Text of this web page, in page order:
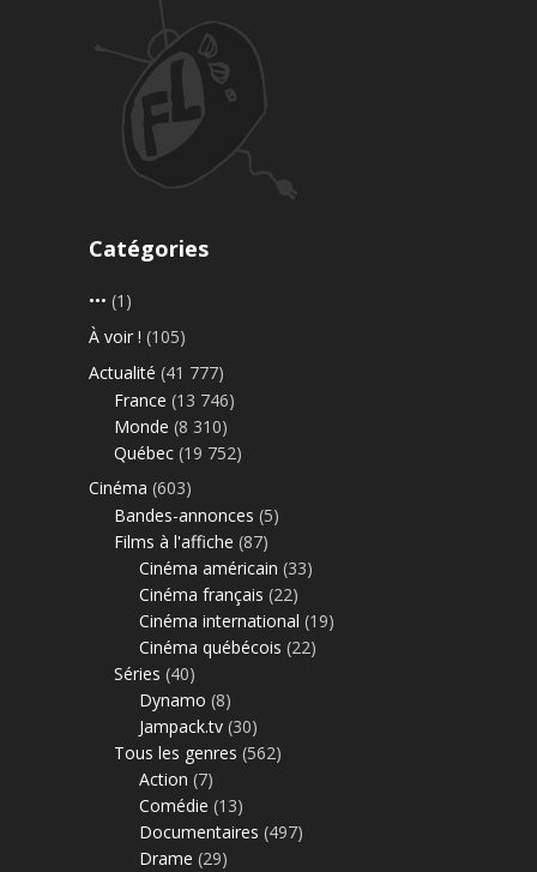
Catégories
••• (1)
À voir ! (105)
Actualité (41 777)
France (13 746)
Monde (8 310)
Québec (19 752)
Cinéma (603)
Bandes-annonces (5)
Films à l'affiche (87)
Cinéma américain (33)
Cinéma français (22)
Cinéma international (19)
Cinéma québécois (22)
Séries (40)
Dynamo (8)
Jampack.tv (30)
Tous les genres (562)
Action (7)
Comédie (13)
Documentaires (497)
Drame (29)